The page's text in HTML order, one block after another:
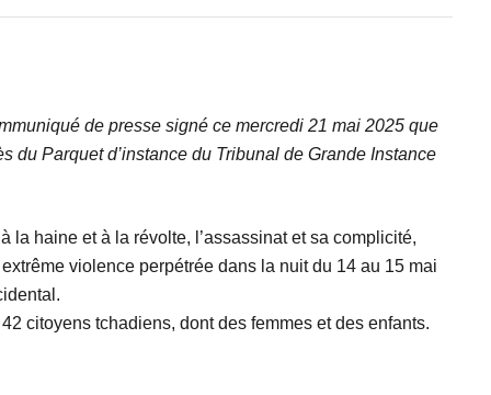
de presse signé ce mercredi 21 mai 2025 que
du Parquet d’instance du Tribunal de Grande Instance
la haine et à la révolte, l’assassinat et sa complicité,
violence perpétrée dans la nuit du 14 au 15 mai
citoyens tchadiens, dont des femmes et des enfants.